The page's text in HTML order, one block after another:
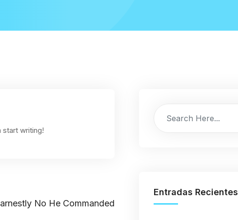
start writing!
No He Commanded
Entradas Recientes